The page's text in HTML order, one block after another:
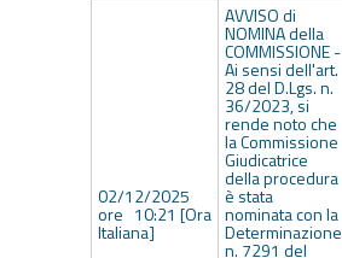
02/12/2025
ore 10:21 [Ora
Italiana]
AVVISO di
NOMINA della
COMMISSIONE -
Ai sensi dell'art.
28 del D.Lgs. n.
36/2023, si
rende noto che
la Commissione
Giudicatrice
della procedura
è stata
nominata con la
Determinazione
n. 7291 del